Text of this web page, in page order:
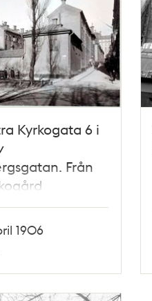
Kyrkogata 6 i
Från
1906